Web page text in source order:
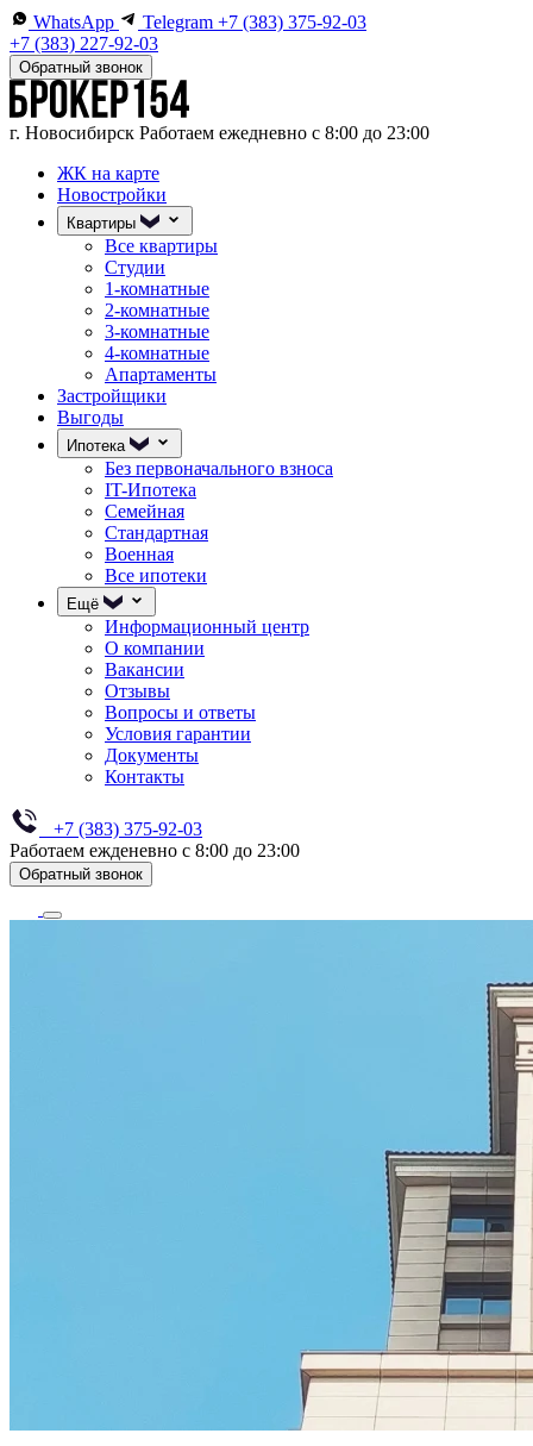
WhatsApp Telegram +7 (383) 375-92-03
+7 (383) 227-92-03
Обратный звонок
г. Новосибирск Работаем ежедневно с 8:00 до 23:00
ЖК на карте
Новостройки
Квартиры
Все квартиры
Студии
1-комнатные
2-комнатные
3-комнатные
4-комнатные
Апартаменты
Застройщики
Выгоды
Ипотека
Без первоначального взноса
IT-Ипотека
Семейная
Стандартная
Военная
Все ипотеки
Ещё
Информационный центр
О компании
Вакансии
Отзывы
Вопросы и ответы
Условия гарантии
Документы
Контакты
+7 (383) 375-92-03
Работаем ежденевно с 8:00 до 23:00
Обратный звонок